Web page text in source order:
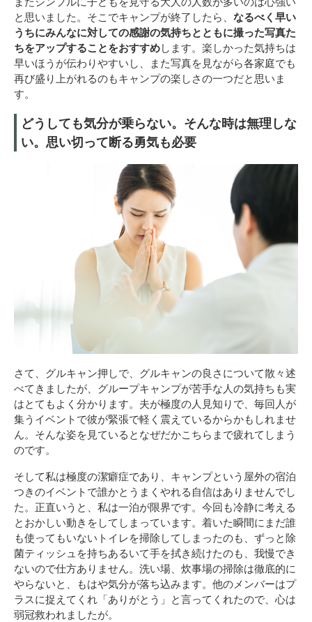
と思いました。そこでキャンプが終了したら、 なるべく早い
うちにみんなに対しての感謝の気持ちとともに撮った写真た
ちをアップすることをおすすめします。楽しかった気持ちは
早いほうが伝わりやすいし、また写真を見ながら各家庭でも
再び盛り上がれるのもキャンプの楽しさの一つだと思いま
す。
どうしても気分が乗らない。そんな時は無理しな
い。思い切って断る勇気も必要
さて、グルキャン押しで、グルキャンの良さについて散々述
べてきましたが、グループキャンプが苦手な人の気持ちも実
はとてもよく分かります。夫が極度の人見知りで、毎回人が
集うイベントで彼が緊張で軽く震えているからかもしれませ
ん。そんな姿を見ているとなぜだかこちらまで疲れてしまう
のです。
そして私は極度の潔癖症であり、キャンプという屋外の宿泊
つきのイベントで誰かとうまくやれる自信はありませんでし
た。正直いうと、私は一泊が限界です。今回も冷静に考える
とおかしい動きをしてしまっています。着いた瞬間にまだ誰
も使ってもいないトイレを掃除してしまったのも、ずっと除
菌ティッシュを持ちあるいて手を拭き続けたのも、我慢でき
ないので仕方ありません。洗い場、炊事場の掃除は徹底的に
やらないと、もはや気分が落ち込みます。他のメンバーはプ
ラスに捉えてくれ「ありがとう」と言ってくれたので、心は
弱冠救われましたが。